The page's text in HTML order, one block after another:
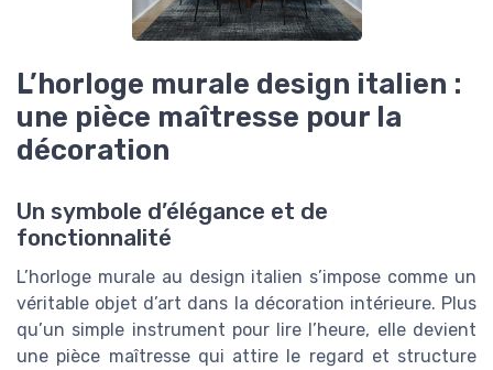
L’horloge murale design italien :
une pièce maîtresse pour la
décoration
Un symbole d’élégance et de
fonctionnalité
L’horloge murale au design italien s’impose comme un
véritable objet d’art dans la décoration intérieure. Plus
qu’un simple instrument pour lire l’heure, elle devient
une pièce maîtresse qui attire le regard et structure